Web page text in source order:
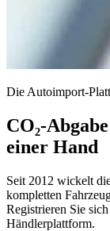
Die Autoimport-
CO₂-
einer Hand
Seit 2012 wickelt
kompletten
Registrieren Sie
Händlerplattform.